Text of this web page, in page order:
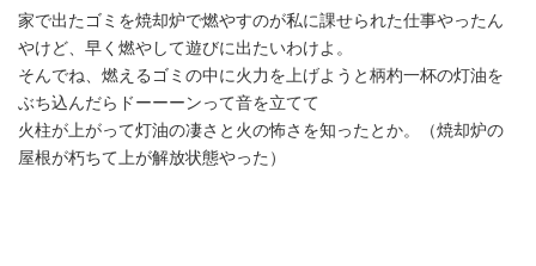
家で出たゴミを焼却炉で燃やすのが私に課せられた仕事やったん
やけど、早く燃やして遊びに出たいわけよ。
そんでね、燃えるゴミの中に火力を上げようと柄杓一杯の灯油を
ぶち込んだらドーーーンって音を立てて
火柱が上がって灯油の凄さと火の怖さを知ったとか。（焼却炉の
屋根が朽ちて上が解放状態やった）